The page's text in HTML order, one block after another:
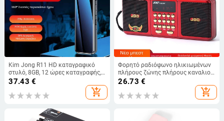
Kim Jong R11 HD καταγραφικό
στυλό, 8GB, 12 ώρες καταγραφής,
MP3/MP4 αναπαραγωγέας με
37.43 €
add_shopping_cart
Φορητό ραδιόφωνο ηλικιωμένων
πλήρους ζώνης πλήρους καναλιού
πολλαπλών λειτουργιών με κάρτα
χονδρικής πώλησης ηχείου
26.73 €
add_shopping_cart